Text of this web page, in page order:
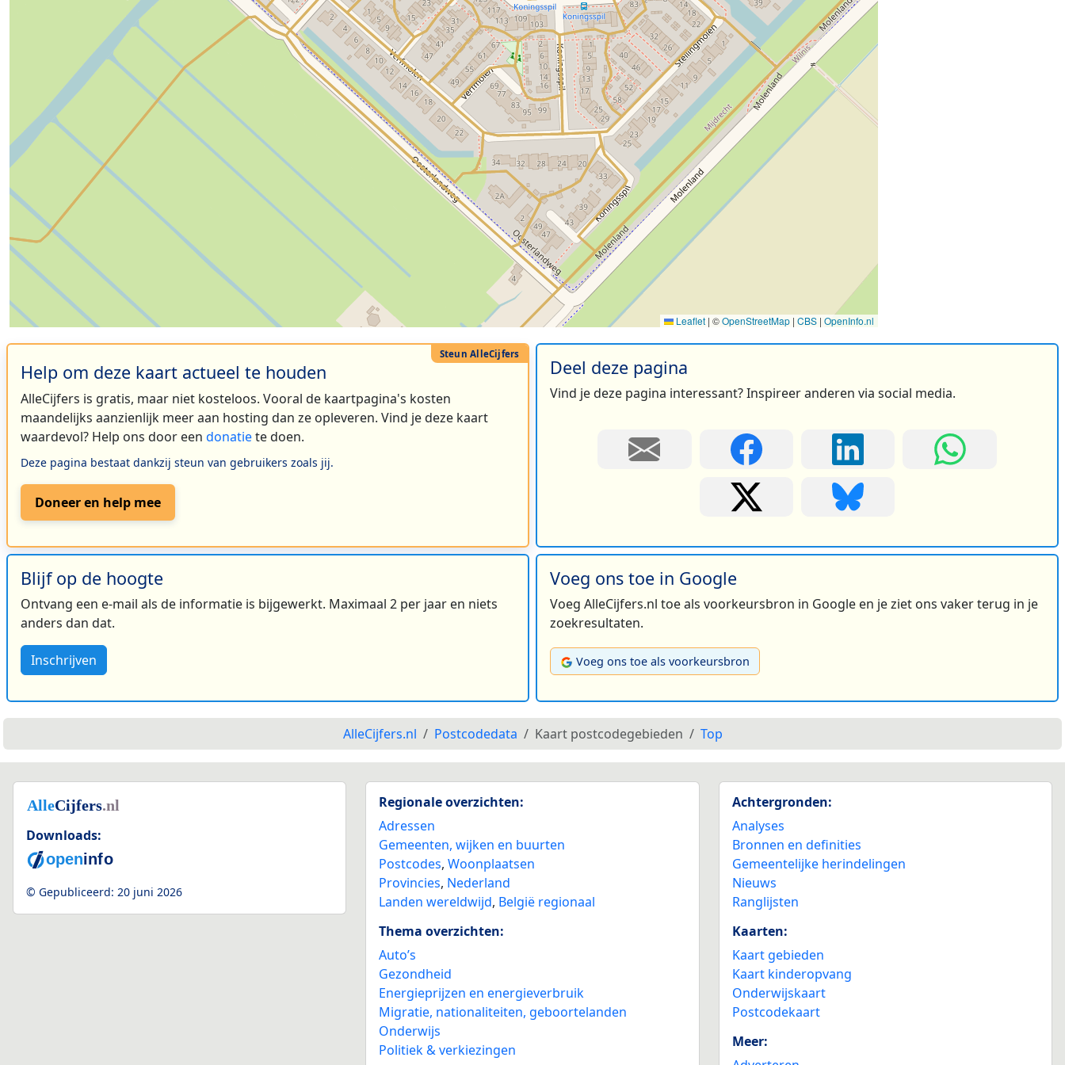
Leaflet | ©OpenStreetMap | CBS | OpenInfo.nl
Help om deze kaart actueel te houden
AlleCijfers is gratis, maar niet kosteloos. Vooral de kaartpagina's kosten
maandelijks aanzienlijk meer aan hosting dan ze opleveren. Vind je deze kaart
waardevol? Help ons door een donatiete doen.
Deze pagina bestaat dankzij steun van gebruikers zoals jij.
Doneer en help mee
Deel deze pagina
Vind je deze pagina interessant? Inspireer anderen via social media.
Blijf op de hoogte
Ontvang een e-mail als de informatie is bijgewerkt. Maximaal 2 per jaar en niets
anders dan dat.
Inschrijven
Voeg ons toe in Google
Voeg AlleCijfers.nl toe als voorkeursbron in Google en je ziet ons vaker terug in je
zoekresultaten.
Voeg ons toe als voorkeursbron
AlleCijfers.nl Postcodedata Kaart postcodegebieden Top
Downloads:
© Gepubliceerd: 20 juni 2026
Regionale overzichten:
Adressen
Gemeenten, wijken en buurten
Postcodes,Woonplaatsen
Provincies, Nederland
Landen wereldwijd, België regionaal
Thema overzichten:
Auto’s
Gezondheid
Energieprijzen en energieverbruik
Migratie, nationaliteiten, geboortelanden
Onderwijs
Politiek & verkiezingen
Achtergronden:
Analyses
Bronnen en definities
Gemeentelijke herindelingen
Nieuws
Ranglijsten
Kaarten:
Kaart gebieden
Kaart kinderopvang
Onderwijskaart
Postcodekaart
Meer: